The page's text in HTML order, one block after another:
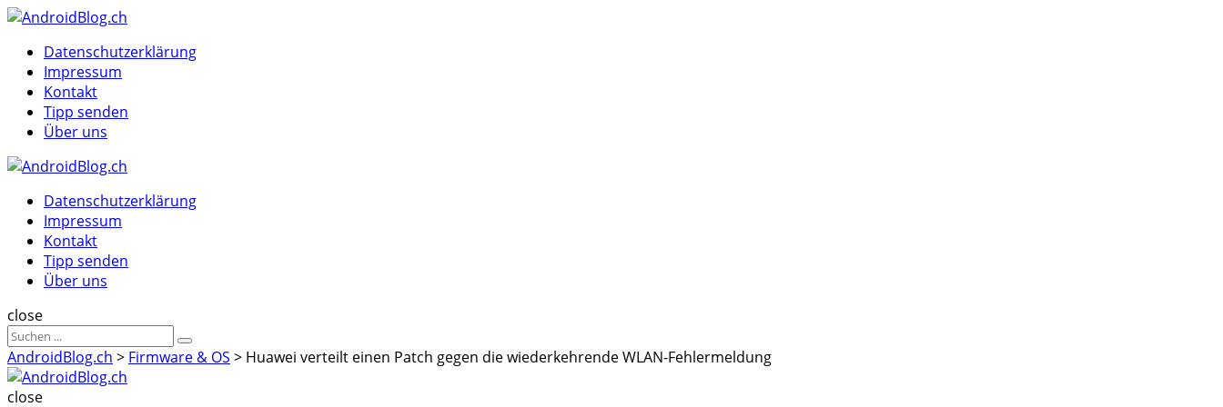
Menu
MenuDatenschutzerklärung
Impressum
Kontakt
Tipp senden
Über uns
Datenschutzerklärung
Impressum
Kontakt
Tipp senden
Über uns
Suche
close
Sucheergebnisse
für
Suche
AndroidBlog.ch > Firmware & OS > Huawei verteilt einen Patch gegen die wiederkehrende WLAN-Fehlermeldung
close